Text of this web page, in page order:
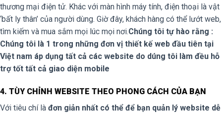
thương mại điện tử. Khác với màn hình máy tính, điện thoại là vật
‘bất ly thân’ của người dùng. Giờ đây, khách hàng có thể lướt web,
tìm kiếm và mua sắm mọi lúc mọi nơi.Chúng tôi tự hào rằng :
Chúng tôi là 1 trong những đơn vị thiết kế web đầu tiên tại
Việt nam áp dụng tất cả các website do dúng tôi làm đều hỗ
trợ tốt tất cả giao diện mobile
4. TÙY CHỈNH WEBSITE THEO PHONG CÁCH CỦA BẠN
Với tiêu chí là đơn giản nhất có thể để bạn quản lý website dễ